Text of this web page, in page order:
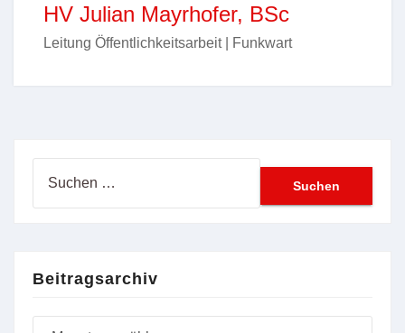
HV Julian Mayrhofer, BSc
Leitung Öffentlichkeitsarbeit | Funkwart
Beitragsarchiv